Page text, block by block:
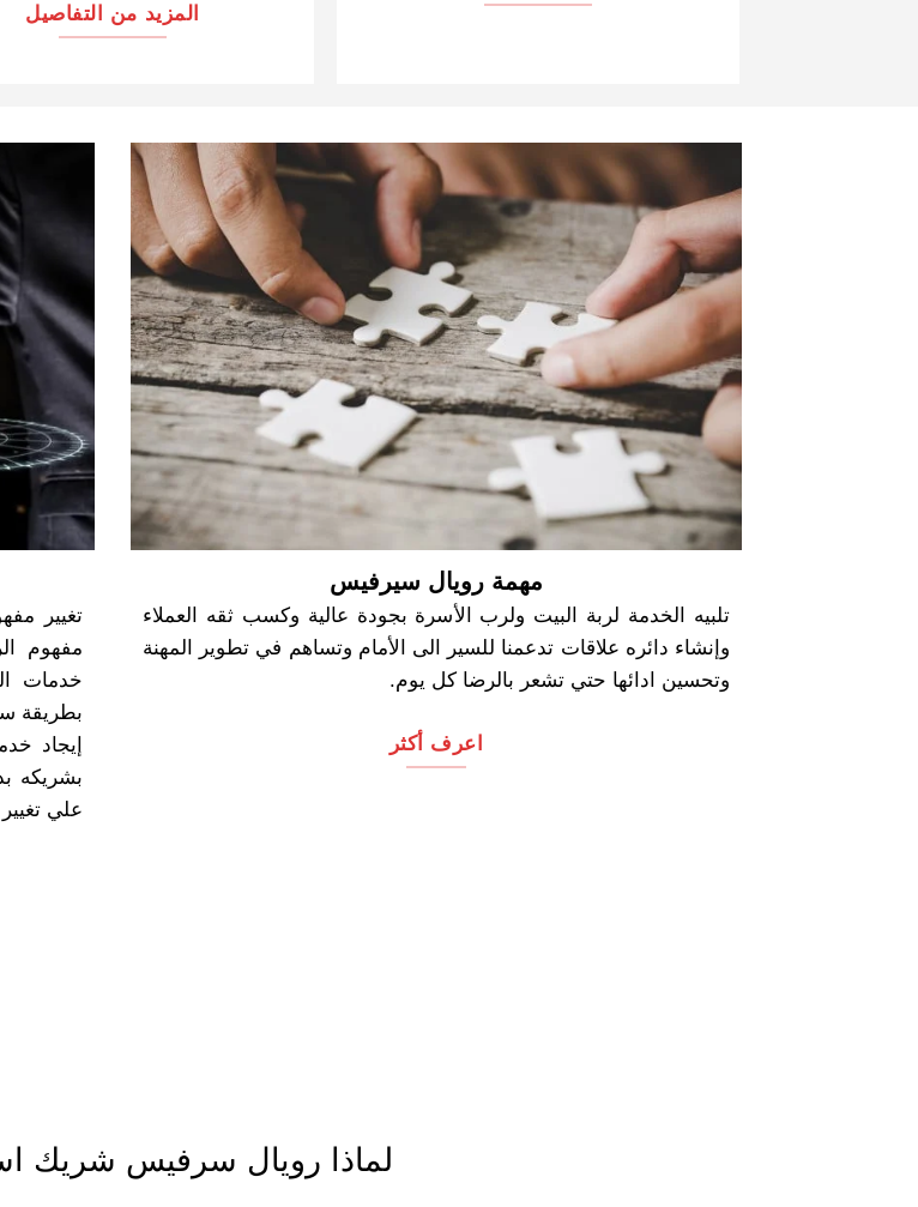
المزيد من التفاصيل
مهمة رويال سيرفيس
تلبيه الخدمة لربة البيت ولرب الأسرة بجودة عالية وكسب ثقه العملاء
وإنشاء دائره علاقات تدعمنا للسير الى الأمام وتساهم في تطوير المهنة
وتحسين ادائها حتي تشعر بالرضا كل يوم.
اعرف أكثر
تغيير
مفهوم
خدمات
بطريقة
إيجاد
بشريكه
علي
لماذا رويال سرفيس شريك